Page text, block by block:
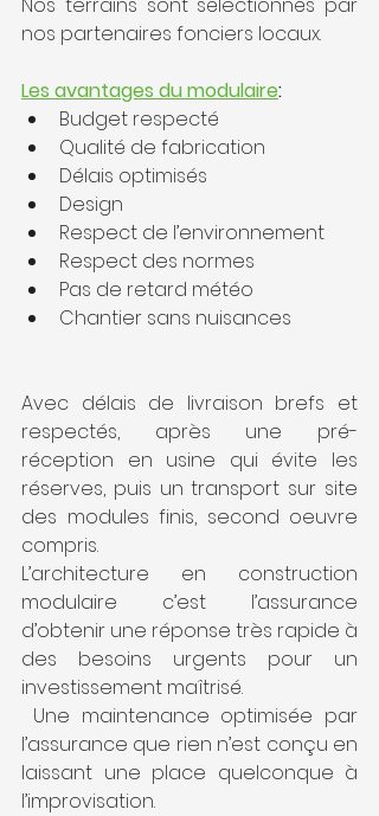
nos partenaires fonciers locaux.
Les avantages du modulaire:
Budget respecté
Qualité de fabrication
Délais optimisés
Design
Respect de l’environnement
Respect des normes
Pas de retard météo
Chantier sans nuisances
Avec délais de livraison brefs et
respectés, après une pré-
réception en usine qui évite les
réserves, puis un transport sur site
des modules finis, second oeuvre
compris.
L’architecture en construction
modulaire c’est l’assurance
d’obtenir une réponse très rapide à
des besoins urgents pour un
investissement maîtrisé.
l’assurance que rien n’est conçu en
laissant une place quelconque à
l’improvisation.